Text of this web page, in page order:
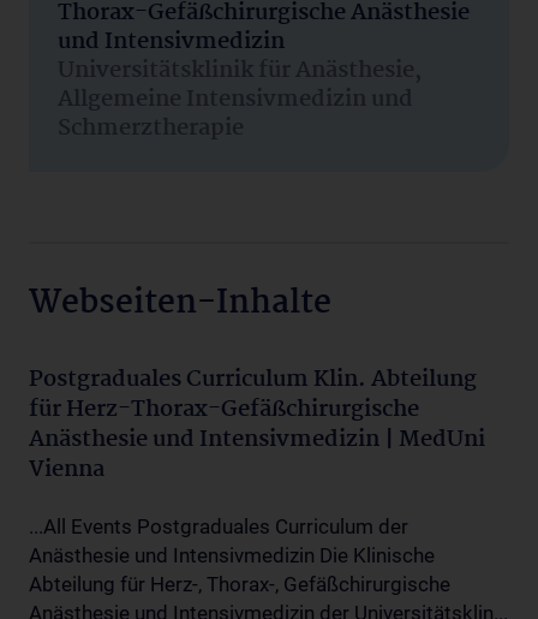
Thorax-Gefäßchirurgische Anästhesie
und Intensivmedizin
Universitätsklinik für Anästhesie,
Allgemeine Intensivmedizin und
Schmerztherapie
Webseiten-Inhalte
Postgraduales Curriculum Klin. Abteilung
für Herz-Thorax-Gefäßchirurgische
Anästhesie und Intensivmedizin | MedUni
Vienna
...All Events Postgraduales Curriculum der
Anästhesie und Intensivmedizin Die Klinische
Abteilung für Herz-, Thorax-, Gefäßchirurgische
Anästhesie und Intensivmedizin der Universitätsklin...